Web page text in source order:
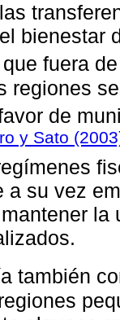
bienestar
fuera
regiones
de
y Sato
a su vez
también